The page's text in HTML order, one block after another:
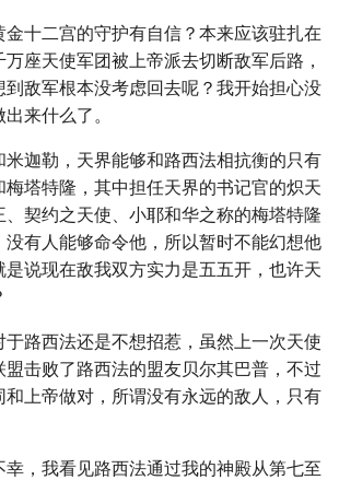
十二宫的守护有自信？本来应该驻扎在
座天使军团被上帝派去切断敌军后路，
到敌军根本没考虑回去呢？我开始担心没
来什么了。
米迦勒，天界能够和路西法相抗衡的只有
梅塔特隆，其中担任天界的书记官的炽天
契约之天使、小耶和华之称的梅塔特隆
没有人能够命令他，所以暂时不能幻想他
说现在敌我双方实力是五五开，也许天
路西法还是不想招惹，虽然上一次天使
击败了路西法的盟友贝尔其巴普，不过
和上帝做对，所谓没有永远的敌人，只有
，我看见路西法通过我的神殿从第七至